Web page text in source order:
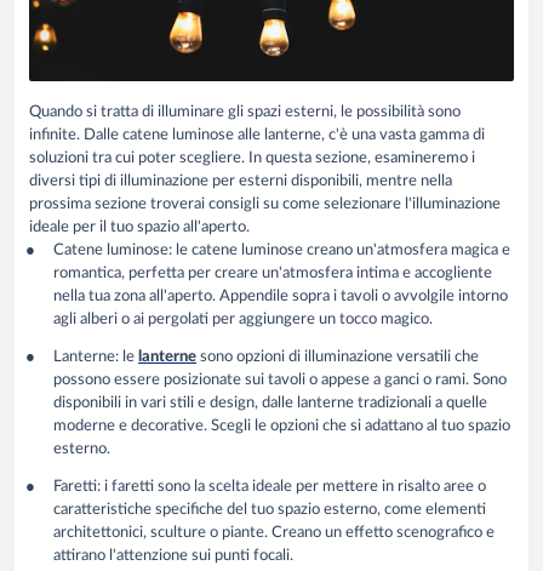
Quando si tratta di illuminare gli spazi esterni, le possibilità sono
infinite. Dalle catene luminose alle lanterne, c'è una vasta gamma di
soluzioni tra cui poter scegliere. In questa sezione, esamineremo i
diversi tipi di illuminazione per esterni disponibili, mentre nella
prossima sezione troverai consigli su come selezionare l'illuminazione
ideale per il tuo spazio all'aperto.
Catene luminose: le catene luminose creano un'atmosfera magica e
romantica, perfetta per creare un'atmosfera intima e accogliente
nella tua zona all'aperto. Appendile sopra i tavoli o avvolgile intorno
agli alberi o ai pergolati per aggiungere un tocco magico.
Lanterne: le lanterne sono opzioni di illuminazione versatili che
possono essere posizionate sui tavoli o appese a ganci o rami. Sono
disponibili in vari stili e design, dalle lanterne tradizionali a quelle
moderne e decorative. Scegli le opzioni che si adattano al tuo spazio
esterno.
Faretti: i faretti sono la scelta ideale per mettere in risalto aree o
caratteristiche specifiche del tuo spazio esterno, come elementi
architettonici, sculture o piante. Creano un effetto scenografico e
attirano l'attenzione sui punti focali.